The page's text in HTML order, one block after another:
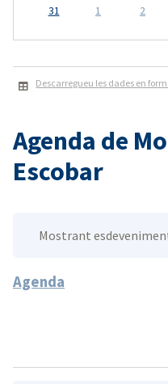
31
1 2
Descarregueu les dades en
Agenda de
Escobar
Mostrant
Agenda